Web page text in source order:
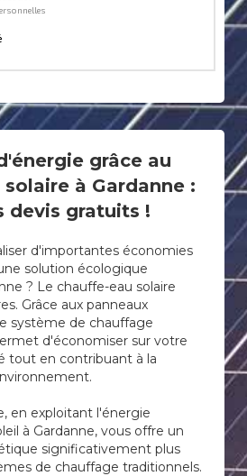
grâce au
à Gardanne :
devis gratuits !
d'importantes économies
solution écologique
? Le chauffe-eau solaire
Grâce aux panneaux
système de chauffage
d'économiser sur votre
tout en contribuant à la
en exploitant l'énergie
à Gardanne, vous offre un
significativement plus
de chauffage traditionnels.